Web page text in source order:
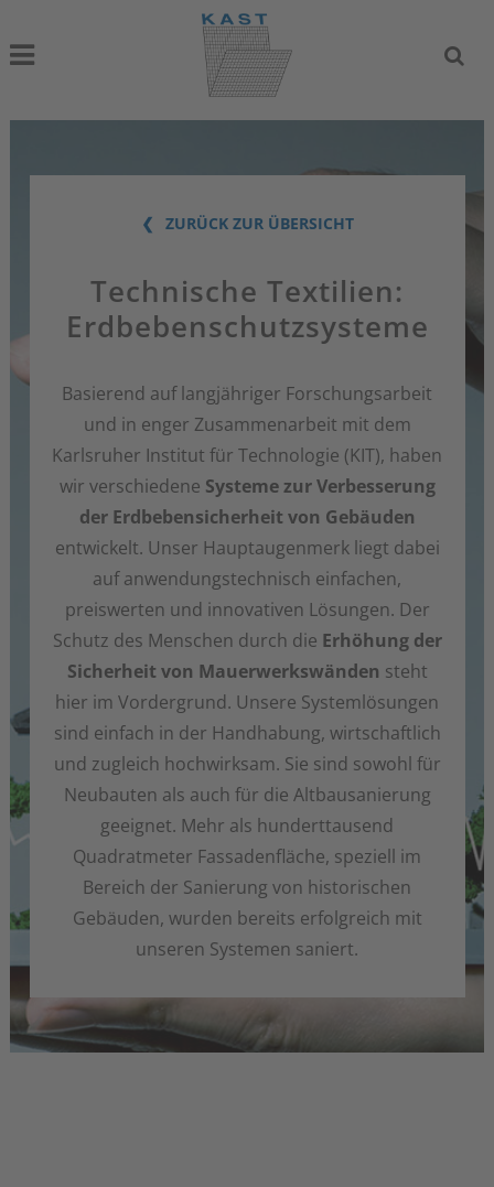
ZURÜCK ZUR ÜBERSICHT
Technische Textilien:
Erdbebenschutzsysteme
Basierend auf langjähriger Forschungsarbeit
und in enger Zusammenarbeit mit dem
Karlsruher Institut für Technologie (KIT), haben
wir verschiedene Systeme zur Verbesserung
der Erdbebensicherheit von Gebäuden
entwickelt. Unser Hauptaugenmerk liegt dabei
auf anwendungstechnisch einfachen,
preiswerten und innovativen Lösungen. Der
Schutz des Menschen durch die Erhöhung der
Sicherheit von Mauerwerkswänden steht
hier im Vordergrund. Unsere Systemlösungen
sind einfach in der Handhabung, wirtschaftlich
und zugleich hochwirksam. Sie sind sowohl für
Neubauten als auch für die Altbausanierung
geeignet. Mehr als hunderttausend
Quadratmeter Fassadenfläche, speziell im
Bereich der Sanierung von historischen
Gebäuden, wurden bereits erfolgreich mit
unseren Systemen saniert.